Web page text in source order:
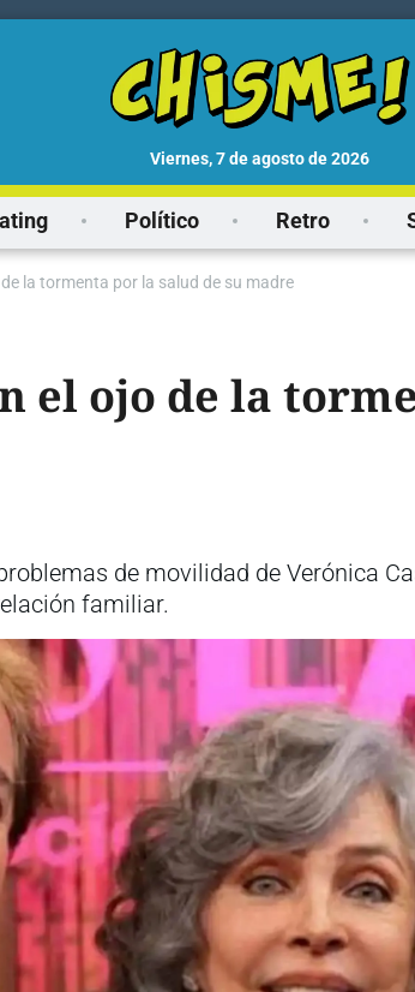
viernes, 7 de agosto de 2026
Político Retro
la tormenta por la salud de su madre
el ojo de la
de movilidad de Verónica
familiar.